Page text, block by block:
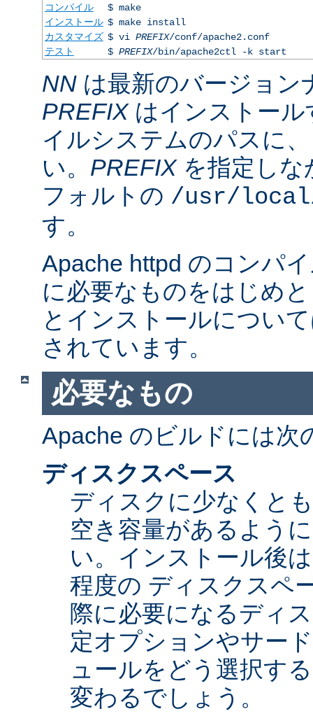
コンパイル
$ make
インストール $ make install
カスタマイズ $ vi PREFIX/conf/apache2.conf
テスト
$ PREFIX/bin/apache2ctl -k start
NN は最新のバージョン
PREFIXはインストール
イルシステムのパスに
い。 PREFIXを指定しな
フォルトの /usr/local/
す。
Apache httpd のコンパ
に必要なものをはじめ
とインストールについ
されています。
必要なもの
Apache のビルドには次
ディスクスペース
ディスクに少なくと
空き容量があるよう
い。インストール後
程度の ディスクスペ
際に必要になるディ
定オプションやサー
ュールをどう選択す
変わるでしょう。